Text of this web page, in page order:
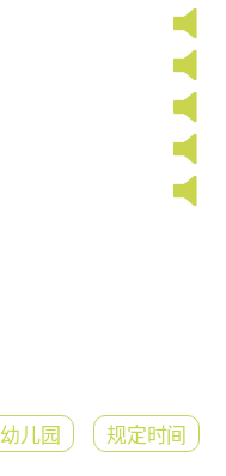
幼儿园 规定时间